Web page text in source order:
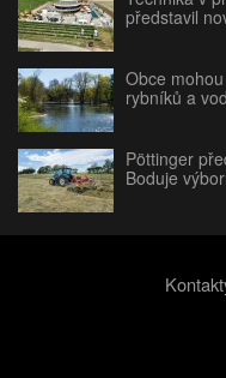
představil
Obce
rybníků a
Pöttinger
Boduje